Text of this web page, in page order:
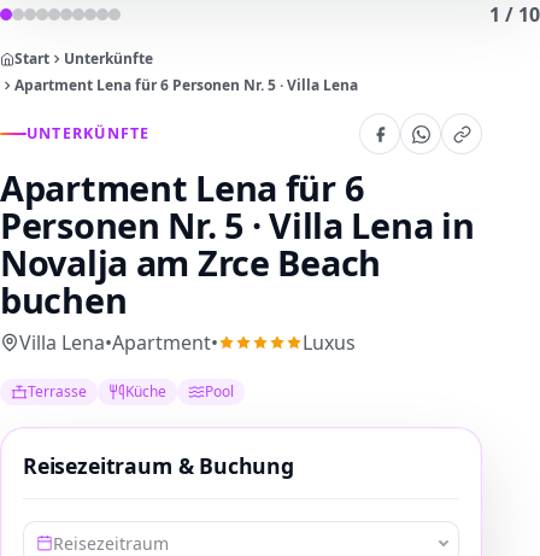
1 / 10
Start
Unterkünfte
Apartment Lena für 6 Personen Nr. 5 · Villa Lena
UNTERKÜNFTE
Apartment Lena für 6
Personen Nr. 5 · Villa Lena in
Novalja am Zrce Beach
buchen
Villa Lena•Apartment• Luxus
Terrasse Küche Pool
Reisezeitraum & Buchung
Reisezeitraum